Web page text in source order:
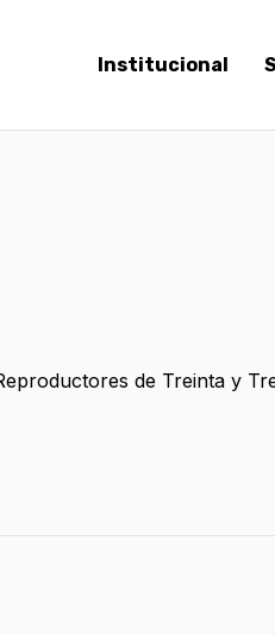
Institucional
de Treinta y